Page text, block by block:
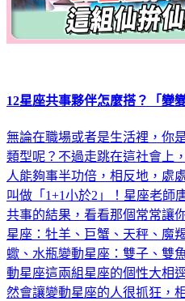
12星座共事夥伴怎麼搭？「
無論在職場或者是生活裡，你
類型呢？不過走跳在這社會上
人能夠事半功倍，相反地，處
叫做「1+1小於2」！星座老師
共事的結果，看看那個常常讓
星座：牡羊、巨蟹、天秤、魔
蠍、水瓶變動星座：雙子、雙
動星座這兩組星座的個性大相
然會讓變動星座的人很抓狂，